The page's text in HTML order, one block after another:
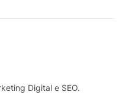
Digital e SEO.